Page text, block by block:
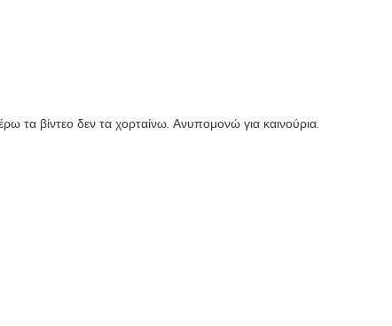
τα βίντεο δεν τα χορταίνω. Ανυπομονώ για καινούρια.